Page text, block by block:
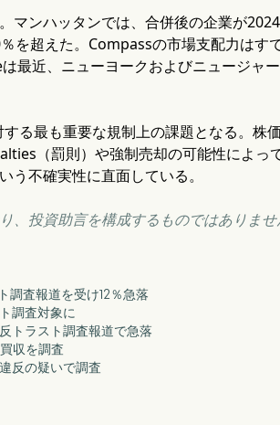
マンハッタンでは、合併後の企業が
を超えた。Compassの市場支配力はす
近、ニューヨークおよびニュージャ
る最も重要な規制上の課題となる。株
（罰則）や強制売却の可能性によっ
う不確実性に直面している。
投資助言を構成するものではありませ
調査報道を受け12％急落
調査対象に
トラスト調査報道で急落
収を調査
反の疑いで調査